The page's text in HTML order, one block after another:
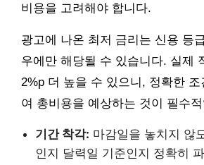
비용을 고려해야 합니다.
광고에 나온 최저 금리는 신용 등
우에만 해당될 수 있습니다. 실제
2%p 더 높을 수 있으니, 정확한
여 총비용을 예상하는 것이 필수
기간 착각: 마감일을 놓치지 않
인지 달력일 기준인지 정확히